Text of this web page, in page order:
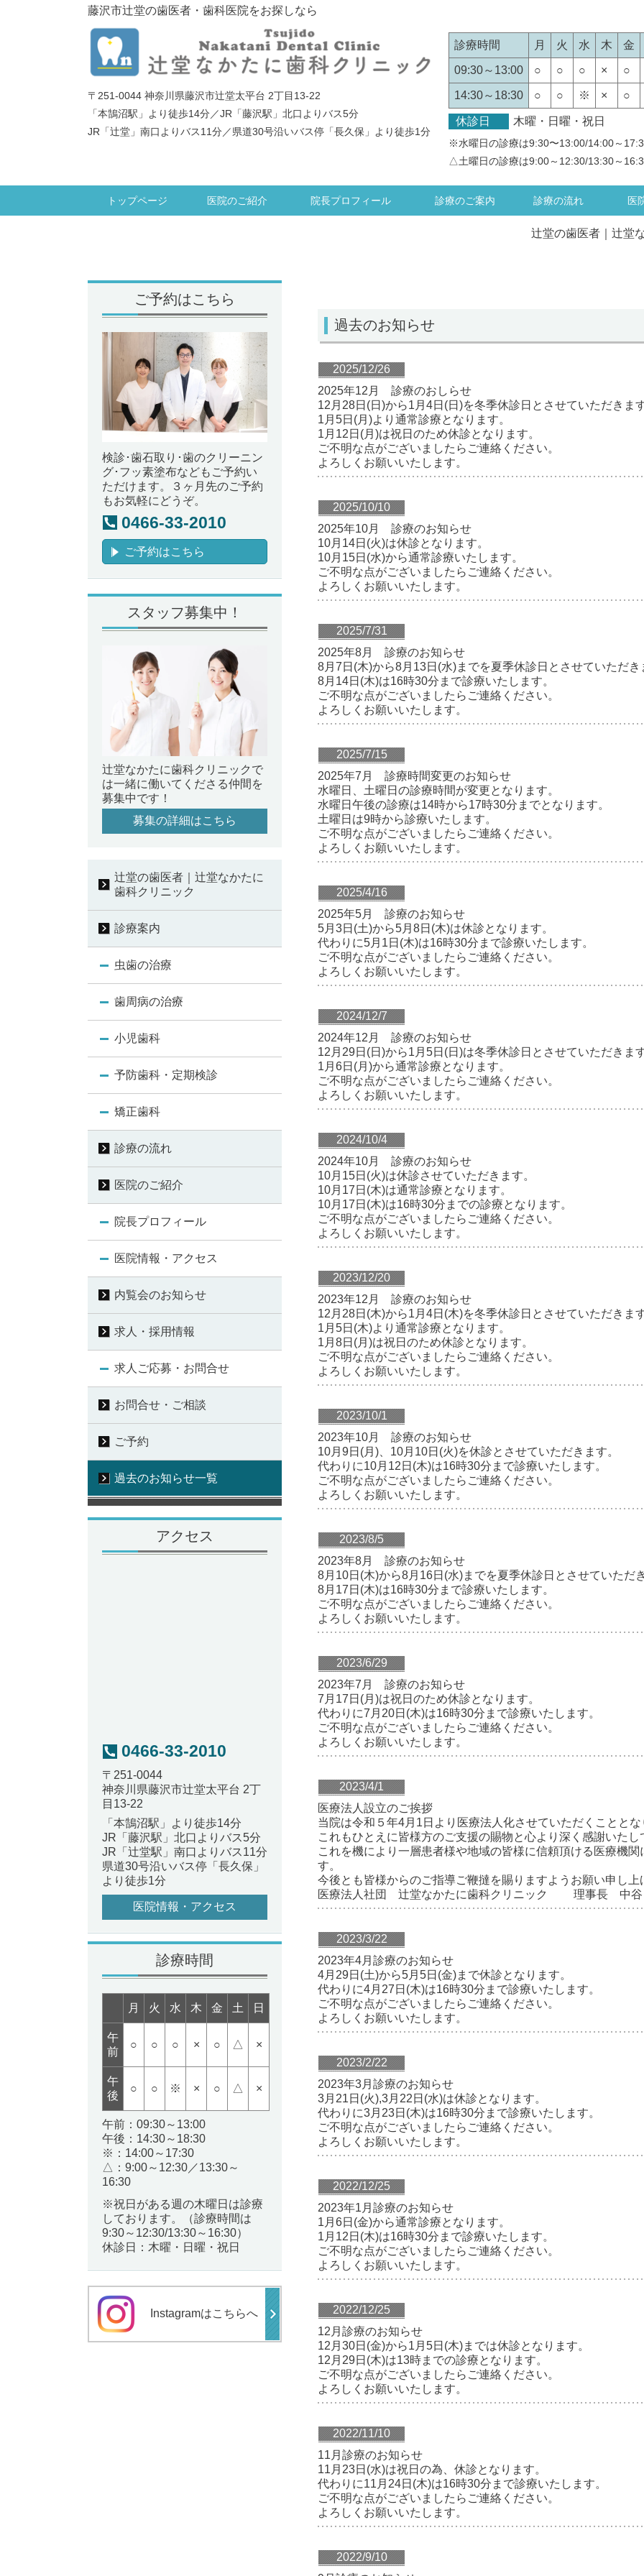
藤沢市辻堂の歯医者・歯科医院をお探しなら
〒251-0044 神奈川県藤沢市辻堂太平台 2丁目13-22
「本鵠沼駅」より徒歩14分／JR「藤沢駅」北口よりバス5分
JR「辻堂」南口よりバス11分／県道30号沿いバス停「長久保」より徒歩1分
診療時間 月 火 水 木 金
09:30～13:00 ○ ○ ○ × ○
14:30～18:30 ○ ○ ※ × ○
休診日 木曜・日曜・祝日
※水曜日の診療は9:30〜13:00/14:00～
△土曜日の診療は9:00～12:30/13:30～
トップページ 医院のご紹介 院長プロフィール 診療のご案内 診療の流れ 医
辻堂の歯医者｜辻堂
過去のお知らせ
2025/12/26
2025年12月 診療のおしらせ
12月28日(日)から1月4日(日)を冬季休診日とさせていただきま
1月5日(月)より通常診療となります。
1月12日(月)は祝日のため休診となります。
ご不明な点がございましたらご連絡ください。
よろしくお願いいたします。
2025/10/10
2025年10月 診療のお知らせ
10月14日(火)は休診となります。
10月15日(水)から通常診療いたします。
ご不明な点がございましたらご連絡ください。
よろしくお願いいたします。
2025/7/31
2025年8月 診療のお知らせ
8月7日(木)から8月13日(水)までを夏季休診日とさせていただき
8月14日(木)は16時30分まで診療いたします。
ご不明な点がございましたらご連絡ください。
よろしくお願いいたします。
2025/7/15
2025年7月 診療時間変更のお知らせ
水曜日、土曜日の診療時間が変更となります。
水曜日午後の診療は14時から17時30分までとなります。
土曜日は9時から診療いたします。
ご不明な点がございましたらご連絡ください。
よろしくお願いいたします。
2025/4/16
2025年5月 診療のお知らせ
5月3日(土)から5月8日(木)は休診となります。
代わりに5月1日(木)は16時30分まで診療いたします。
ご不明な点がございましたらご連絡ください。
よろしくお願いいたします。
2024/12/7
2024年12月 診療のお知らせ
12月29日(日)から1月5日(日)は冬季休診日とさせていただきま
1月6日(月)から通常診療となります。
ご不明な点がございましたらご連絡ください。
よろしくお願いいたします。
2024/10/4
2024年10月 診療のお知らせ
10月15日(火)は休診させていただきます。
10月17日(木)は通常診療となります。
10月17日(木)は16時30分までの診療となります。
ご不明な点がございましたらご連絡ください。
よろしくお願いいたします。
2023/12/20
2023年12月 診療のお知らせ
12月28日(木)から1月4日(木)を冬季休診日とさせていただきま
1月5日(木)より通常診療となります。
1月8日(月)は祝日のため休診となります。
ご不明な点がございましたらご連絡ください。
よろしくお願いいたします。
2023/10/1
2023年10月 診療のお知らせ
10月9日(月)、10月10日(火)を休診とさせていただきます。
代わりに10月12日(木)は16時30分まで診療いたします。
ご不明な点がございましたらご連絡ください。
よろしくお願いいたします。
2023/8/5
2023年8月 診療のお知らせ
8月10日(木)から8月16日(水)までを夏季休診日とさせていただ
8月17日(木)は16時30分まで診療いたします。
ご不明な点がございましたらご連絡ください。
よろしくお願いいたします。
2023/6/29
2023年7月 診療のお知らせ
7月17日(月)は祝日のため休診となります。
代わりに7月20日(木)は16時30分まで診療いたします。
ご不明な点がございましたらご連絡ください。
よろしくお願いいたします。
2023/4/1
医療法人設立のご挨拶
当院は令和５年4月1日より医療法人化させていただくことと
これもひとえに皆様方のご支援の賜物と心より深く感謝いたし
これを機により一層患者様や地域の皆様に信頼頂ける医療機
す。
今後とも皆様からのご指導ご鞭撻を賜りますようお願い申し上
医療法人社団 辻堂なかたに歯科クリニック 理事長 中
2023/3/22
2023年4月診療のお知らせ
4月29日(土)から5月5日(金)まで休診となります。
代わりに4月27日(木)は16時30分まで診療いたします。
ご不明な点がございましたらご連絡ください。
よろしくお願いいたします。
2023/2/22
2023年3月診療のお知らせ
3月21日(火),3月22日(水)は休診となります。
代わりに3月23日(木)は16時30分まで診療いたします。
ご不明な点がございましたらご連絡ください。
よろしくお願いいたします。
2022/12/25
2023年1月診療のお知らせ
1月6日(金)から通常診療となります。
1月12日(木)は16時30分まで診療いたします。
ご不明な点がございましたらご連絡ください。
よろしくお願いいたします。
2022/12/25
12月診療のお知らせ
12月30日(金)から1月5日(木)までは休診となります。
12月29日(木)は13時までの診療となります。
ご不明な点がございましたらご連絡ください。
よろしくお願いいたします。
2022/11/10
11月診療のお知らせ
11月23日(水)は祝日の為、休診となります。
代わりに11月24日(木)は16時30分まで診療いたします。
ご不明な点がございましたらご連絡ください。
よろしくお願いいたします。
2022/9/10
ご予約はこちら
検診･歯石取り･歯のクリーニン
グ･フッ素塗布などもご予約い
ただけます。３ヶ月先のご予約
もお気軽にどうぞ。
0466-33-2010
ご予約はこちら
スタッフ募集中！
辻堂なかたに歯科クリニックで
は一緒に働いてくださる仲間を
募集中です！
募集の詳細はこちら
辻堂の歯医者｜辻堂なかたに
歯科クリニック
診療案内
虫歯の治療
歯周病の治療
小児歯科
予防歯科・定期検診
矯正歯科
診療の流れ
医院のご紹介
院長プロフィール
医院情報・アクセス
内覧会のお知らせ
求人・採用情報
求人ご応募・お問合せ
お問合せ・ご相談
ご予約
過去のお知らせ一覧
アクセス
0466-33-2010
〒251-0044
神奈川県藤沢市辻堂太平台 2丁
目13-22
「本鵠沼駅」より徒歩14分
JR「藤沢駅」北口よりバス5分
JR「辻堂駅」南口よりバス11分
県道30号沿いバス停「長久保」
より徒歩1分
医院情報・アクセス
診療時間
月 火 水 木 金 土 日
午
前
○ ○ ○ × ○ △ ×
午
後
○ ○ ※ × ○ △ ×
午前： 09:30～13:00
午後： 14:30～18:30
※：14:00～17:30
△：9:00～12:30／13:30～
16:30
※祝日がある週の木曜日は診療
しております。（診療時間は
9:30～12:30/13:30～16:30）
休診日：木曜・日曜・祝日
Instagramはこちらへ